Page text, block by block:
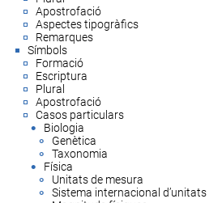
Apostrofació
Aspectes tipogràfics
Remarques
Símbols
Formació
Escriptura
Plural
Apostrofació
Casos particulars
Biologia
Genètica
Taxonomia
Física
Unitats de mesura
Sistema internacional d’unitats